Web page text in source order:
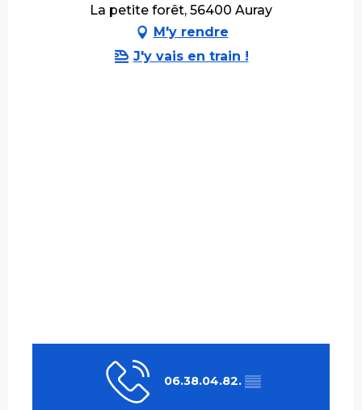
La petite forêt, 56400 Auray
M'y rendre
J'y vais en train !
06.38.04.82. ▒▒